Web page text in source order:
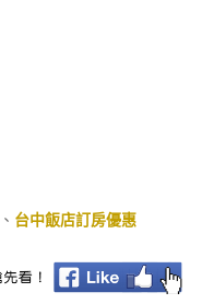
、 台中飯店訂房優惠